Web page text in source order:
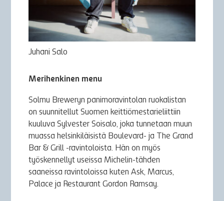
Juhani Salo
Merihenkinen menu
Solmu Breweryn panimoravintolan ruokalistan
on suunnitellut Suomen keittiömestarieliittiin
kuuluva Sylvester Soisalo, joka tunnetaan muun
muassa helsinkiläisistä Boulevard- ja The Grand
Bar & Grill -ravintoloista. Hän on myös
työskennellyt useissa Michelin-tähden
saaneissa ravintoloissa kuten Ask, Marcus,
Palace ja Restaurant Gordon Ramsay.